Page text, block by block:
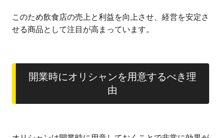
このため飲食店の売上と利益を向上させ、経営を安定さ
せる商品として注目が高まっています。
開業時にオリシャンを用意するべき理
由